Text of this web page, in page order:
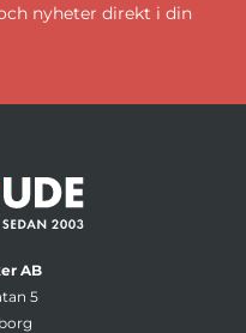
nyheter direkt i din
AB
5